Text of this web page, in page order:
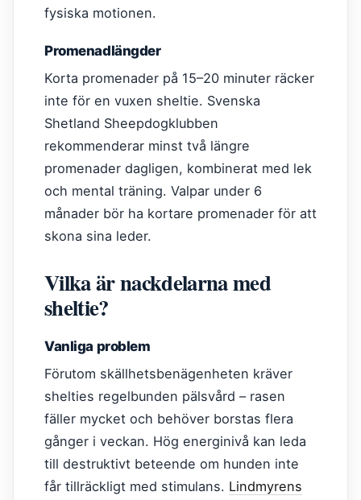
fysiska motionen.
Promenadlängder
Korta promenader på 15–20 minuter räcker
inte för en vuxen sheltie. Svenska
Shetland Sheepdogklubben
rekommenderar minst två längre
promenader dagligen, kombinerat med lek
och mental träning. Valpar under 6
månader bör ha kortare promenader för att
skona sina leder.
Vilka är nackdelarna med
sheltie?
Vanliga problem
Förutom skällhetsbenägenheten kräver
shelties regelbunden pälsvård – rasen
fäller mycket och behöver borstas flera
gånger i veckan. Hög energinivå kan leda
till destruktivt beteende om hunden inte
får tillräckligt med stimulans. Lindmyrens